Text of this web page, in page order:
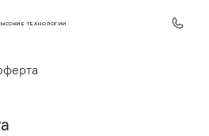
ТЕХНОЛОГИИ